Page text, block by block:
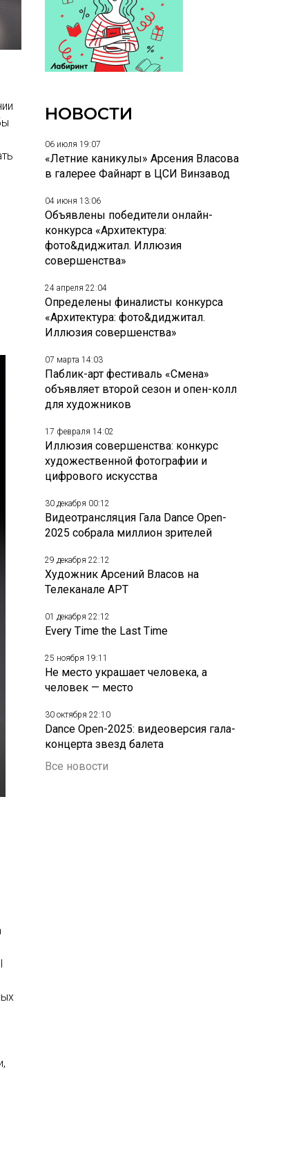
НОВОСТИ
06 июля 19:07
«Летние каникулы» Арсения Власова
в галерее Файнарт в ЦСИ Винзавод
04 июня 13:06
Объявлены победители онлайн-
конкурса «Архитектура:
фото&диджитал. Иллюзия
совершенства»
24 апреля 22:04
Определены финалисты конкурса
«Архитектура: фото&диджитал.
Иллюзия совершенства»
07 марта 14:03
Паблик-арт фестиваль «Смена»
объявляет второй сезон и опен-колл
для художников
17 февраля 14:02
Иллюзия совершенства: конкурс
художественной фотографии и
цифрового искусства
30 декабря 00:12
Видеотрансляция Гала Dance Open-
2025 собрала миллион зрителей
29 декабря 22:12
Художник Арсений Власов на
Телеканале АРТ
01 декабря 22:12
Every Time the Last Time
25 ноября 19:11
Не место украшает человека, а
человек — место
30 октября 22:10
Dance Open-2025: видеоверсия гала-
концерта звезд балета
Все новости